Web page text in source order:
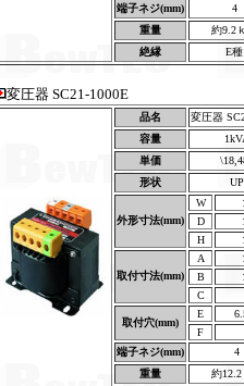
端子ネジ(mm)
4
重量
約9.2
絶縁
E種
変圧器 SC21-1000E
品名
変圧器
容量
単価
形状
UP
外形寸法(mm)
W
D
H
取付寸法(mm)
A
B
C
取付穴(mm)
E
F
端子ネジ(mm)
4
重量
約12.2